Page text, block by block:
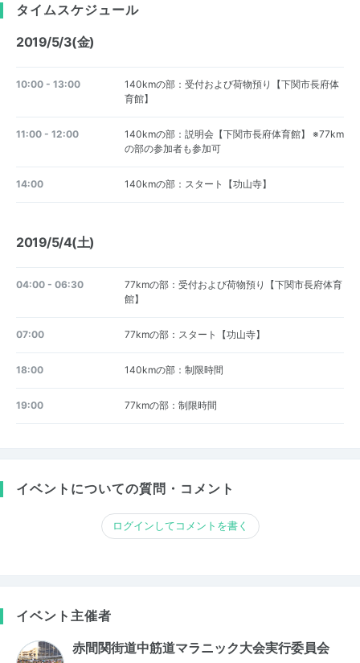
タイムスケジュール
2019/5/3(金)
10:00 - 13:00
140kmの部：受付および荷物預り【下関市長府体
育館】
11:00 - 12:00
140kmの部：説明会【下関市長府体育館】 ※77km
の部の参加者も参加可
14:00 140kmの部：スタート【功山寺】
2019/5/4(土)
04:00 - 06:30
77kmの部：受付および荷物預り【下関市長府体育
館】
07:00 77kmの部：スタート【功山寺】
18:00 140kmの部：制限時間
19:00 77kmの部：制限時間
イベントについての質問・コメント
ログインしてコメントを書く
イベント主催者
赤間関街道中筋道マラニック大会実行委員会